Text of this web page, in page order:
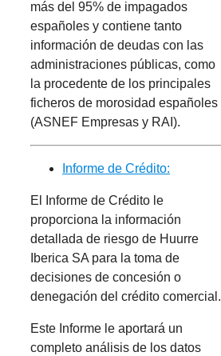
más del 95% de impagados
españoles y contiene tanto
información de deudas con las
administraciones públicas, como
la procedente de los principales
ficheros de morosidad españoles
(ASNEF Empresas y RAI).
Informe de Crédito:
El Informe de Crédito le
proporciona la información
detallada de riesgo de Huurre
Iberica SA para la toma de
decisiones de concesión o
denegación del crédito comercial.
Este Informe le aportará un
completo análisis de los datos